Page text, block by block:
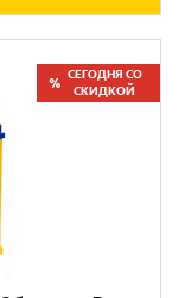
СЕГОДНЯ СО
СКИДКОЙ